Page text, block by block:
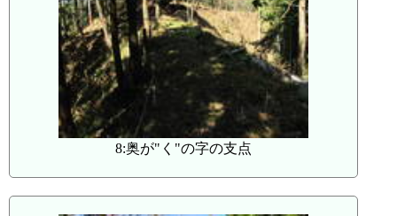
8:奥が"く"の字の支点